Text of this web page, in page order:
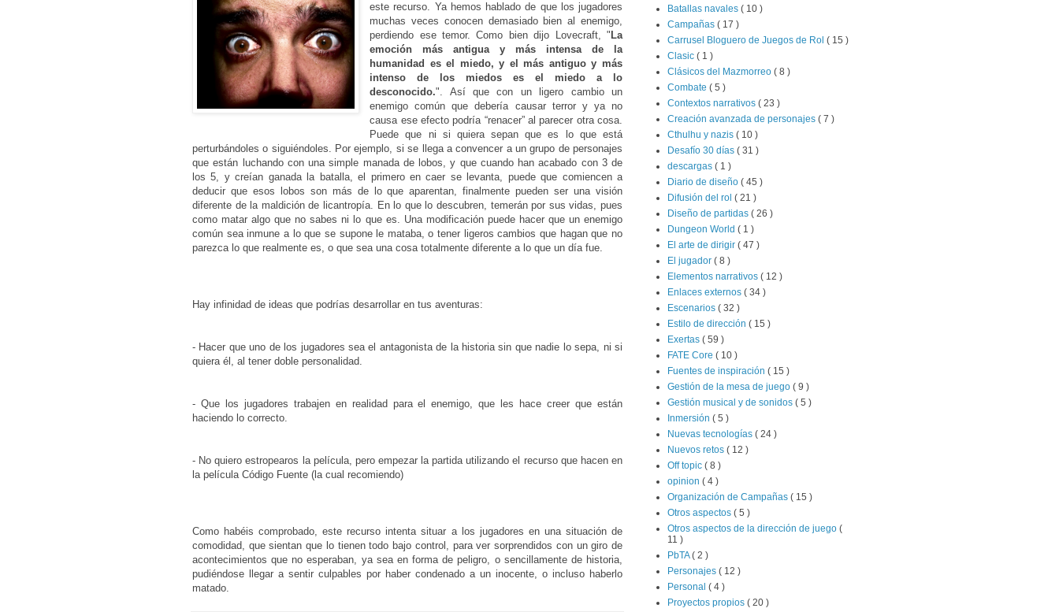
este recurso. Ya hemos hablado de que los jugadores
muchas veces conocen demasiado bien al enemigo,
perdiendo ese temor. Como bien dijo Lovecraft, " La
emoción más antigua y más intensa de la
humanidad es el miedo, y el más antiguo y más
intenso de los miedos es el miedo a lo
desconocido.". Así que con un ligero cambio un
enemigo común que debería causar terror y ya no
causa ese efecto podría “renacer” al parecer otra cosa.
Puede que ni si quiera sepan que es lo que está
perturbándoles o siguiéndoles. Por ejemplo, si se llega a convencer a un grupo de personajes
que están luchando con una simple manada de lobos, y que cuando han acabado con 3 de
los 5, y creían ganada la batalla, el primero en caer se levanta, puede que comiencen a
deducir que esos lobos son más de lo que aparentan, finalmente pueden ser una visión
diferente de la maldición de licantropía. En lo que lo descubren, temerán por sus vidas, pues
como matar algo que no sabes ni lo que es. Una modificación puede hacer que un enemigo
común sea inmune a lo que se supone le mataba, o tener ligeros cambios que hagan que no
parezca lo que realmente es, o que sea una cosa totalmente diferente a lo que un día fue.
Hay infinidad de ideas que podrías desarrollar en tus aventuras:
- Hacer que uno de los jugadores sea el antagonista de la historia sin que nadie lo sepa, ni si
quiera él, al tener doble personalidad.
- Que los jugadores trabajen en realidad para el enemigo, que les hace creer que están
haciendo lo correcto.
- No quiero estropearos la película, pero empezar la partida utilizando el recurso que hacen en
la película Código Fuente (la cual recomiendo)
Como habéis comprobado, este recurso intenta situar a los jugadores en una situación de
comodidad, que sientan que lo tienen todo bajo control, para ver sorprendidos con un giro de
acontecimientos que no esperaban, ya sea en forma de peligro, o sencillamente de historia,
pudiéndose llegar a sentir culpables por haber condenado a un inocente, o incluso haberlo
matado.
Batallas navales ( 10 )
Campañas ( 17 )
Carrusel Bloguero de Juegos de Rol ( 15 )
Clasic ( 1 )
Clásicos del Mazmorreo ( 8 )
Combate ( 5 )
Contextos narrativos ( 23 )
Creación avanzada de personajes ( 7 )
Cthulhu y nazis ( 10 )
Desafío 30 días ( 31 )
descargas ( 1 )
Diario de diseño ( 45 )
Difusión del rol ( 21 )
Diseño de partidas ( 26 )
Dungeon World ( 1 )
El arte de dirigir ( 47 )
El jugador ( 8 )
Elementos narrativos ( 12 )
Enlaces externos ( 34 )
Escenarios ( 32 )
Estilo de dirección ( 15 )
Exertas ( 59 )
FATE Core ( 10 )
Fuentes de inspiración ( 15 )
Gestión de la mesa de juego ( 9 )
Gestión musical y de sonidos ( 5 )
Inmersión ( 5 )
Nuevas tecnologías ( 24 )
Nuevos retos ( 12 )
Off topic ( 8 )
opinion ( 4 )
Organización de Campañas ( 15 )
Otros aspectos ( 5 )
Otros aspectos de la dirección de juego (
11 )
PbTA( 2 )
Personajes ( 12 )
Personal ( 4 )
Proyectos propios ( 20 )